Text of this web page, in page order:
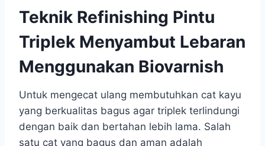
Teknik Refinishing Pintu
Triplek Menyambut Lebaran
Menggunakan Biovarnish
Untuk mengecat ulang membutuhkan cat kayu
yang berkualitas bagus agar triplek terlindungi
dengan baik dan bertahan lebih lama. Salah
satu cat yang bagus dan aman adalah